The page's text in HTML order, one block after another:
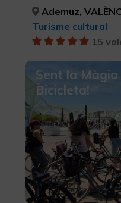
Ademuz,
Turisme cultural
15
Sent la Màgia
Bicicleta!